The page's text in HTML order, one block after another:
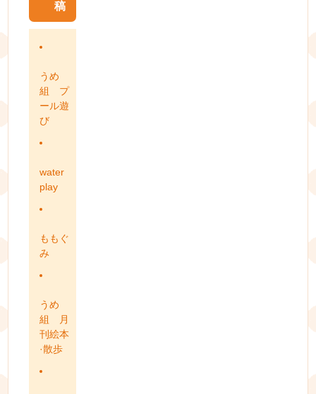
稿
うめ
組 プ
ール遊
び
water
play
ももぐ
み
うめ
組 月
刊絵本
·散歩